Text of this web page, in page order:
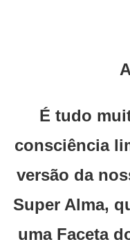
É tudo
consciência
versão da
Super Alma,
uma Faceta